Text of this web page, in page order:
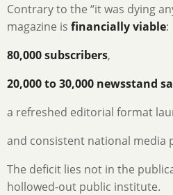
Contrary to the “it was dying
magazine is financially viable:
80,000 subscribers,
20,000 to 30,000 newsstand
a refreshed editorial format
and consistent national media
The deficit lies not in the
hollowed-out public institute.